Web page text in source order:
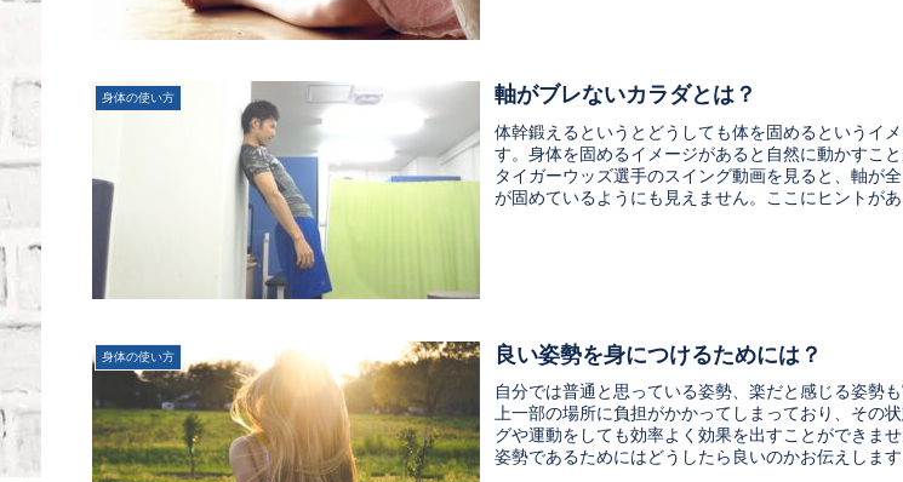
身体の使い方 軸がブレないカラダとは？
体幹鍛えるというとどうしても体を固めるというイ
す。身体を固めるイメージがあると自然に動かすこと
タイガーウッズ選手のスイング動画を見ると、軸が
が固めているようにも見えません。ここにヒントがあ
身体の使い方 良い姿勢を身につけるためには？
自分では普通と思っている姿勢、楽だと感じる姿勢
上一部の場所に負担がかかってしまっており、その
グや運動をしても効率よく効果を出すことができま
姿勢であるためにはどうしたら良いのかお伝えします